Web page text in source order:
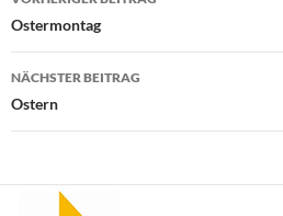
Ostermontag
NÄCHSTER BEITRAG
Ostern